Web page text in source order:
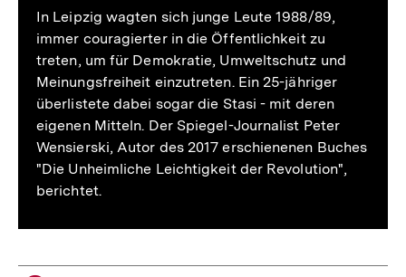
In Leipzig wagten sich junge Leute 1988/89,
immer couragierter in die Öffentlichkeit zu
treten, um für Demokratie, Umweltschutz und
Meinungsfreiheit einzutreten. Ein 25-jähriger
überlistete dabei sogar die Stasi - mit deren
eigenen Mitteln. Der Spiegel-Journalist Peter
Wensierski, Autor des 2017 erschienenen Buches
"Die Unheimliche Leichtigkeit der Revolution",
berichtet.